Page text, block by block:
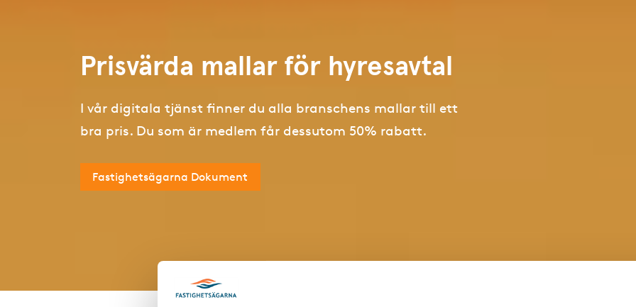
Prisvärda mallar för hyresavtal
I vår digitala tjänst finner du alla branschens mallar till ett
bra pris. Du som är medlem får dessutom 50% rabatt.
Fastighetsägarna Dokument